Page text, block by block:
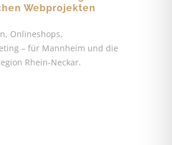
Webprojekten
Onlineshops,
– für Mannheim und die
Rhein-Neckar.